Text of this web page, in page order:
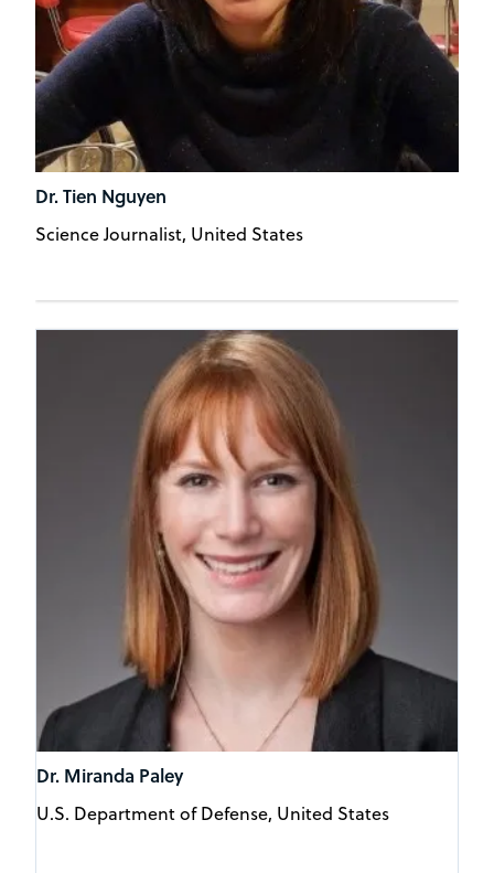
Dr. Tien Nguyen
Science Journalist, United States
Dr. Miranda Paley
U.S. Department of Defense, United States